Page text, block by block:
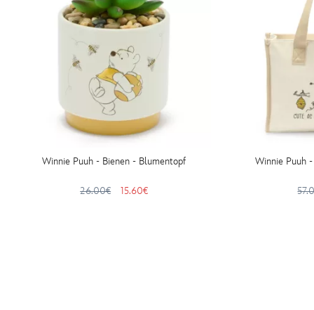
Winnie Puuh - Bienen - Blumentopf
26.00€ 15.60€
Winnie Puuh